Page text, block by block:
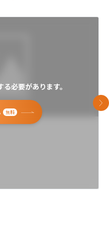
必要があります。
無料
次